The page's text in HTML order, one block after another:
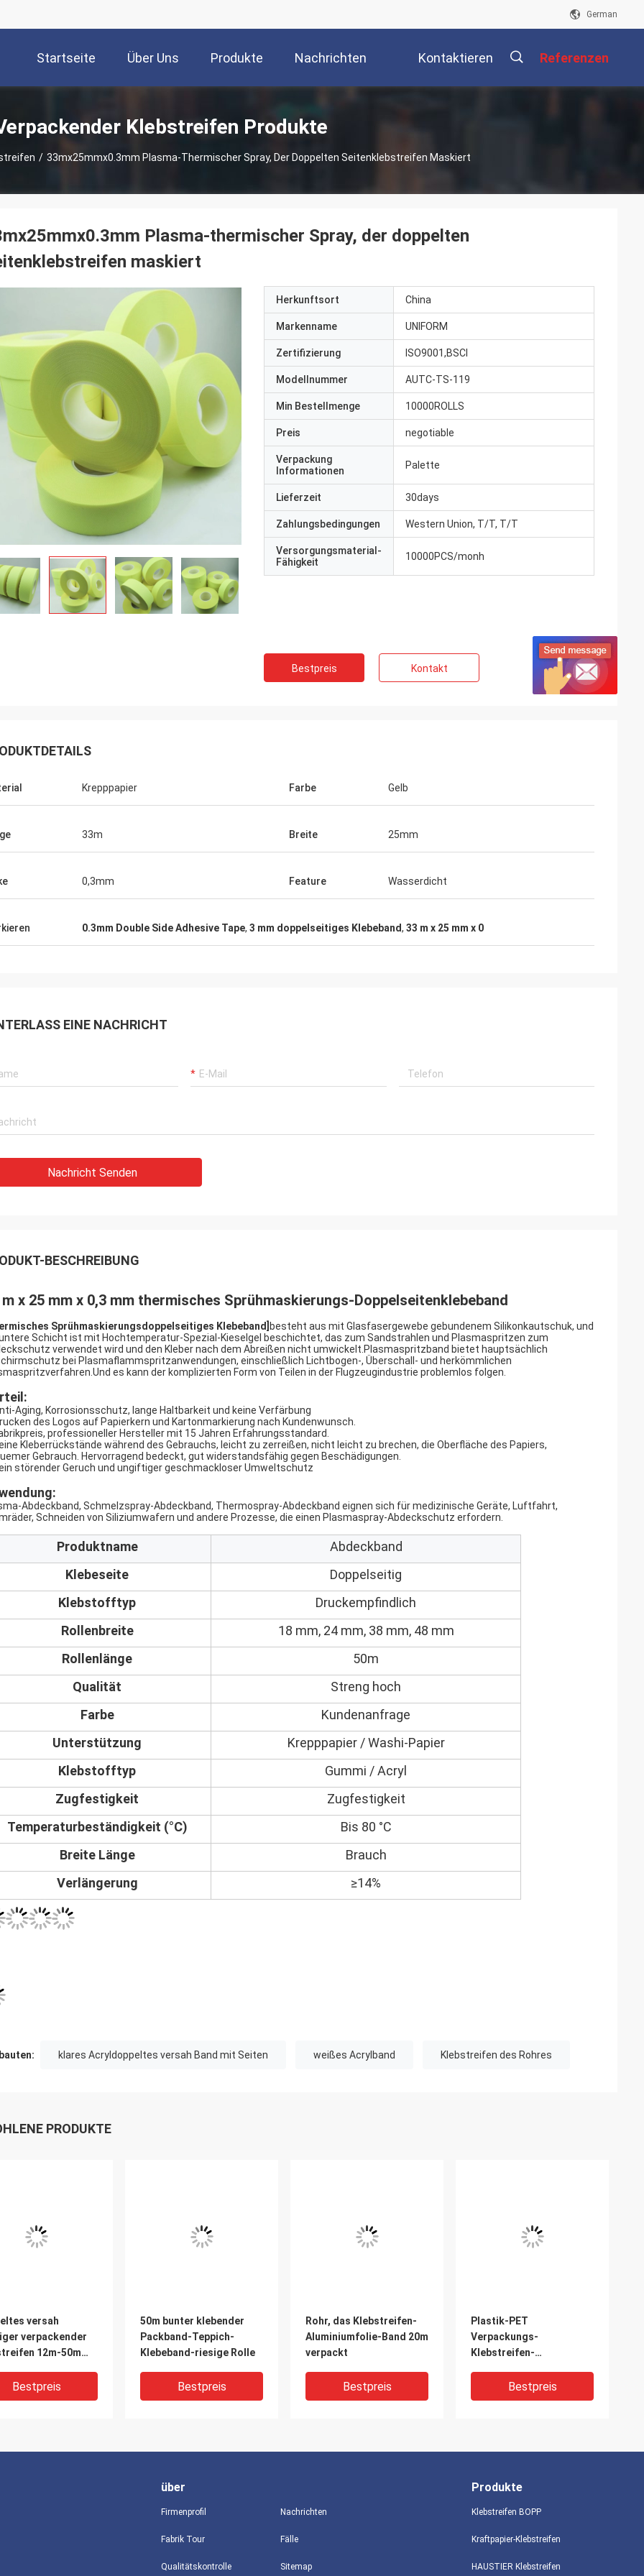
German
Startseite Über Uns Produkte Nachrichten Kontaktieren Referenzen
Klebstreifen Produkte
/ 33mx25mmx0.3mm Plasma-Thermischer Spray, Der Doppelten Seitenklebstreifen Maskiert
Plasma-thermischer Spray, der doppelten
maskiert
Herkunftsort China
Markenname UNIFORM
Zertifizierung ISO9001,BSCI
Modellnummer AUTC-TS-119
Min Bestellmenge 10000ROLLS
Preis negotiable
Verpackung
Informationen
Palette
Lieferzeit 30days
Zahlungsbedingungen Western Union, T/T, T/T
Versorgungsmaterial-
Fähigkeit
10000PCS/monh
Bestpreis Kontakt
Krepppapier Farbe Gelb
33m Breite 25mm
0,3mm Feature Wasserdicht
0.3mm Double Side Adhesive Tape, 3 mm doppelseitiges Klebeband, 33 m x 25 mm x 0
EINE NACHRICHT
Nachricht Senden
BESCHREIBUNG
m x 25 mm x 0,3 mm thermisches Sprühmaskierungs-Doppelseitenklebeband
Sprühmaskierungsdoppelseitiges Klebeband besteht aus mit Glasfasergewebe gebundenem Silikonkautschuk, und
Schicht ist mit Hochtemperatur-Spezial-Kieselgel beschichtet, das zum Sandstrahlen und Plasmaspritzen zum
verwendet wird und den Kleber nach dem Abreißen nicht umwickelt.Plasmaspritzband bietet hauptsächlich
bei Plasmaflammspritzanwendungen, einschließlich Lichtbogen-, Überschall- und herkömmlichen
es kann der komplizierten Form von Teilen in der Flugzeugindustrie problemlos folgen.
Aging, Korrosionsschutz, lange Haltbarkeit und keine Verfärbung
des Logos auf Papierkern und Kartonmarkierung nach Kundenwunsch.
professioneller Hersteller mit 15 Jahren Erfahrungsstandard.
Kleberrückstände während des Gebrauchs, leicht zu zerreißen, nicht leicht zu brechen, die Oberfläche des Papiers,
Gebrauch. Hervorragend bedeckt, gut widerstandsfähig gegen Beschädigungen.
störender Geruch und ungiftiger geschmackloser Umweltschutz
Abdeckband, Schmelzspray-Abdeckband, Thermospray-Abdeckband eignen sich für medizinische Geräte, Luftfahrt,
Schneiden von Siliziumwafern und andere Prozesse, die einen Plasmaspray-Abdeckschutz erfordern.
Produktname
Abdeckband
Klebeseite
Doppelseitig
Klebstofftyp
Druckempfindlich
Rollenbreite
18 mm, 24 mm, 38 mm, 48 mm
Rollenlänge
50m
Qualität
Streng hoch
Farbe
Kundenanfrage
Unterstützung
Krepppapier / Washi-Papier
Klebstofftyp
Gummi / Acryl
Zugfestigkeit
Zugfestigkeit
Temperaturbeständigkeit (°C)
Bis 80 °C
Breite Länge
Brauch
Verlängerung
≥14%
klares Acryldoppeltes versah Band mit Seiten weißes Acrylband Klebstreifen des Rohres
PRODUKTE
versah
verpackender
12m-50m
Bestpreis
50m bunter klebender
Packband-Teppich-
Klebeband-riesige Rolle
Bestpreis
Rohr, das Klebstreifen-
Aluminiumfolie-Band 20m
verpackt
Bestpreis
Plastik-PET
Verpackungs-
Klebstreifen-
Reparaturband für
Gewächshaus-Reparatur
Bestpreis
über
Firmenprofil
Fabrik Tour
Qualitätskontrolle
Nachrichten
Fälle
Sitemap
Produkte
Klebstreifen BOPP
Kraftpapier-Klebstreifen
HAUSTIER Klebstreifen